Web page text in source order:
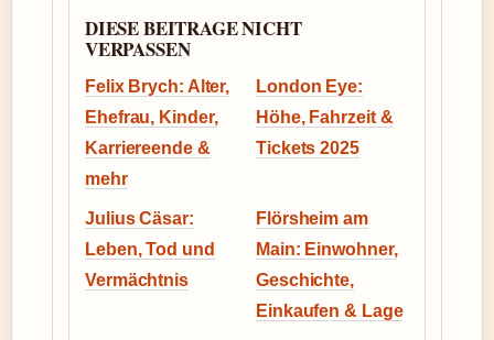
DIESE BEITRAGE NICHT
VERPASSEN
Felix Brych: Alter,
Ehefrau, Kinder,
Karriereende &
mehr
London Eye:
Höhe, Fahrzeit &
Tickets 2025
Julius Cäsar:
Leben, Tod und
Vermächtnis
Flörsheim am
Main: Einwohner,
Geschichte,
Einkaufen & Lage